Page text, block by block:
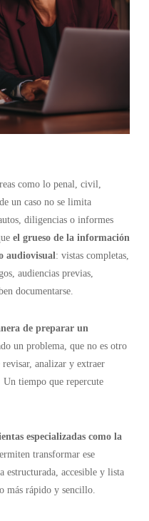
como lo penal, civil,
un caso no se limita
diligencias o informes
el grueso de la información
audiovisual: vistas completas,
audiencias previas,
documentarse.
de preparar un
un problema, que no es otro
analizar y extraer
tiempo que repercute
especializadas como la
transformar ese
estructurada, accesible y lista
más rápido y sencillo.